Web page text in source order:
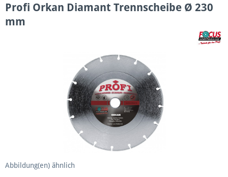
Profi Orkan Diamant Trennscheibe Ø 230
mm
Abbildung(en) ähnlich